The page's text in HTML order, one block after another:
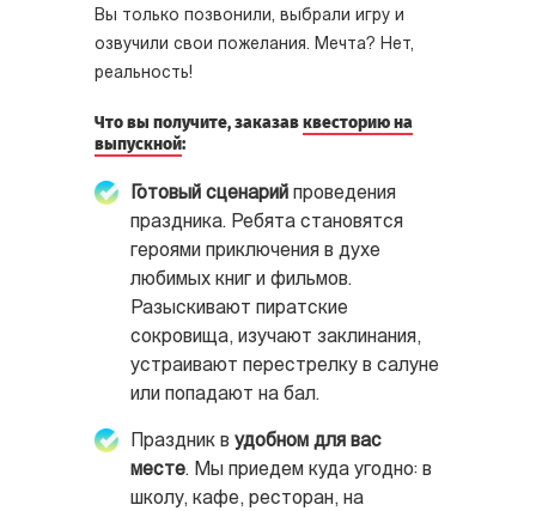
Вы только позвонили, выбрали игру и
озвучили свои пожелания. Мечта? Нет,
реальность!
Что вы получите, заказавквесторию на
выпускной:
Готовый сценарий проведения
праздника. Ребята становятся
героями приключения в духе
любимых книг и фильмов.
Разыскивают пиратские
сокровища, изучают заклинания,
устраивают перестрелку в салуне
или попадают на бал.
Праздник в удобном для вас
месте. Мы приедем куда угодно: в
школу, кафе, ресторан, на